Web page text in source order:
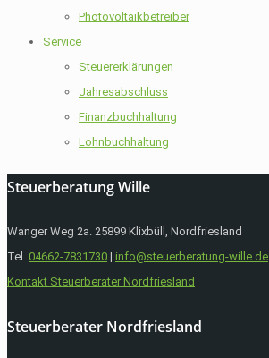
Photovoltaikbetreiber
Service
Steuererklärungen
Jahresabschluss
Finanzbuchhaltung
Lohnbuchhaltung
Steuerberatung Wille
Wanger Weg 2a. 25899 Klixbüll, Nordfriesland
Tel. 04662-7831730 | info@steuerberatung-wille.de
Kontakt Steuerberater Nordfriesland
Steuerberater Nordfriesland